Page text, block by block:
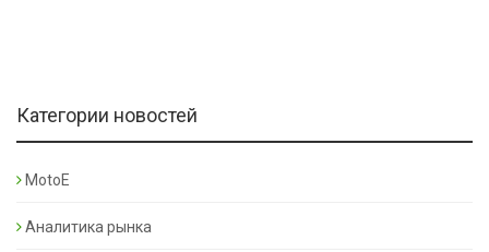
Категории новостей
MotoE
Аналитика рынка